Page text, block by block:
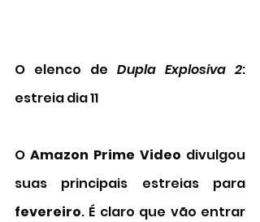
O elenco de Dupla Explosiva 2:
estreia dia 11
O Amazon Prime Video divulgou
fevereiro. É claro que vão entrar